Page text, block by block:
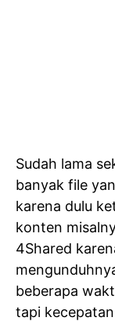
Sudah lama
banyak file
karena dulu
konten
4Shared
beberapa
tapi